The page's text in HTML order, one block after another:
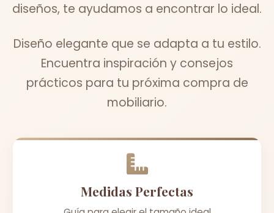
diseños, te ayudamos a encontrar lo ideal.
Diseño elegante que se adapta a tu estilo.
Encuentra inspiración y consejos
prácticos para tu próxima compra de
mobiliario.
Medidas Perfectas